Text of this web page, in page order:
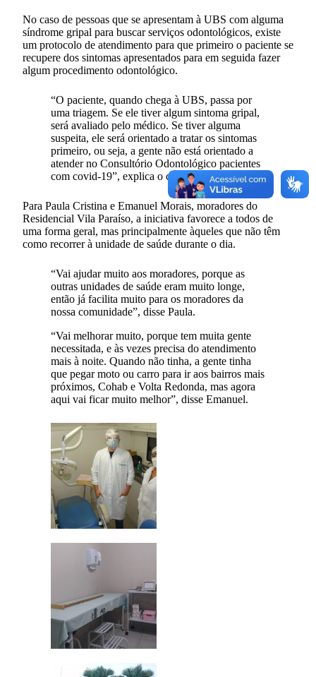
No caso de pessoas que se apresentam à UBS com alguma
síndrome gripal para buscar serviços odontológicos, existe
um protocolo de atendimento para que primeiro o paciente se
recupere dos sintomas apresentados para em seguida fazer
algum procedimento odontológico.
“O paciente, quando chega à UBS, passa por
uma triagem. Se ele tiver algum sintoma gripal,
será avaliado pelo médico. Se tiver alguma
suspeita, ele será orientado a tratar os sintomas
primeiro, ou seja, a gente não está orientado a
atender no Consultório Odontológico pacientes
com covid-19”, explica o cirurgião-dentista.
Para Paula Cristina e Emanuel Morais, moradores do
Residencial Vila Paraíso, a iniciativa favorece a todos de
uma forma geral, mas principalmente àqueles que não têm
como recorrer à unidade de saúde durante o dia.
“Vai ajudar muito aos moradores, porque as
outras unidades de saúde eram muito longe,
então já facilita muito para os moradores da
nossa comunidade”, disse Paula.
“Vai melhorar muito, porque tem muita gente
necessitada, e às vezes precisa do atendimento
mais à noite. Quando não tinha, a gente tinha
que pegar moto ou carro para ir aos bairros mais
próximos, Cohab e Volta Redonda, mas agora
aqui vai ficar muito melhor”, disse Emanuel.